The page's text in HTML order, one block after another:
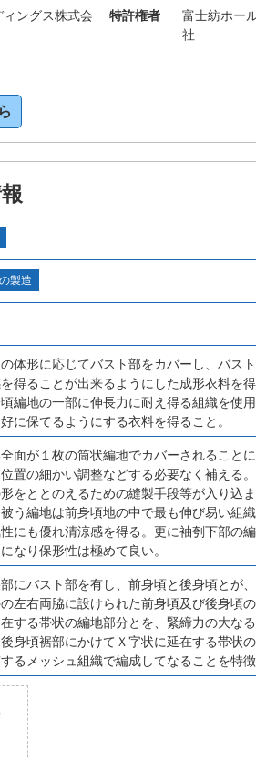
ングス株式会
特許権者
富士紡ホー
社
製造
体形に応じてバスト部をカバーし、バス
得ることが出来るようにした成形衣料を得
編地の一部に伸長力に耐え得る組織を使
に保てるようにする衣料を得ること。
面が１枚の筒状編地でカバーされること
置の細かい調整などする必要なく補える。
をととのえるための縫製手段等が入り込
う編地は前身頃地の中で最も伸び易い組
にも優れ清涼感を得る。更に袖刳下部の
なり保形性は極めて良い。
にバスト部を有し、前身頃と後身頃とが
左右両脇に設けられた前身頃及び後身頃
する帯状の編地部分とを、緊締力の大な
身頃裾部にかけてＸ字状に延在する帯状
るメッシュ組織で編成してなることを特徴